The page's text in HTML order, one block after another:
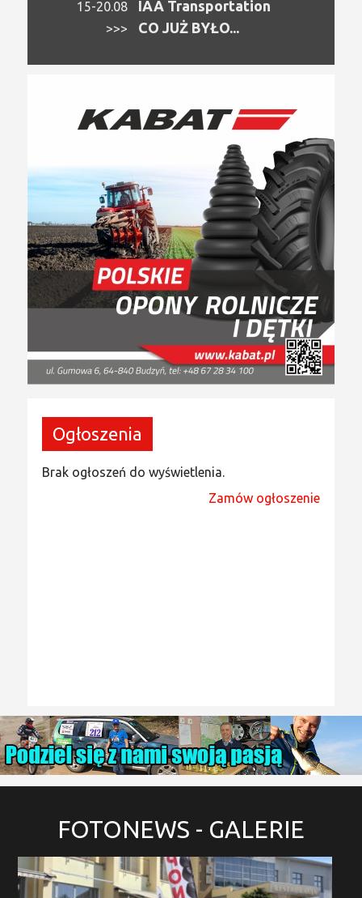
15-20.08 IAA Transportation
>>> CO JUŻ BYŁO...
Ogłoszenia
Brak ogłoszeń do wyświetlenia.
Zamów ogłoszenie
FOTONEWS - GALERIE